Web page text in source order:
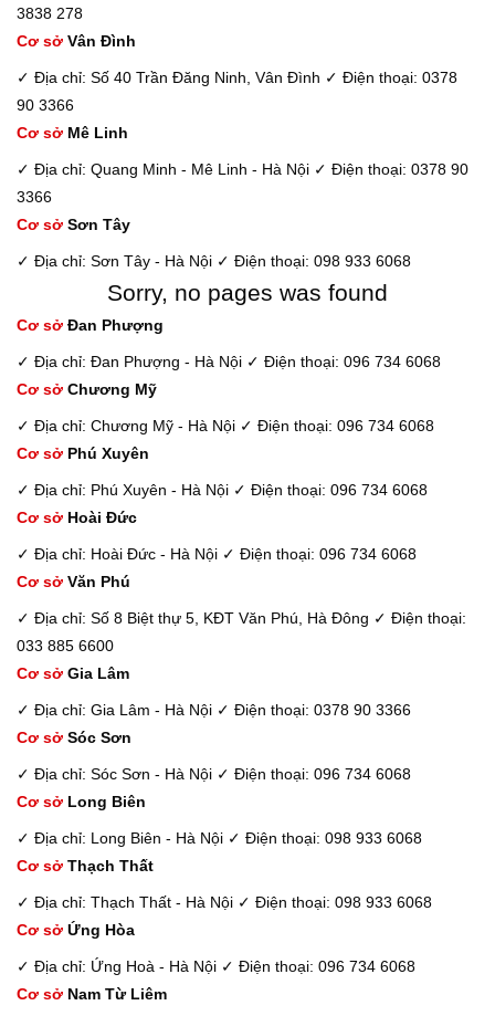
3838 278
Cơ sở Vân Đình
✓ Địa chỉ: Số 40 Trần Đăng Ninh, Vân Đình ✓ Điện thoại: 0378
90 3366
Cơ sở Mê Linh
✓ Địa chỉ: Quang Minh - Mê Linh - Hà Nội ✓ Điện thoại: 0378 90
3366
Cơ sở Sơn Tây
✓ Địa chỉ: Sơn Tây - Hà Nội ✓ Điện thoại: 098 933 6068
Sorry, no pages was found
Cơ sở Đan Phượng
✓ Địa chỉ: Đan Phượng - Hà Nội ✓ Điện thoại: 096 734 6068
Cơ sở Chương Mỹ
✓ Địa chỉ: Chương Mỹ - Hà Nội ✓ Điện thoại: 096 734 6068
Cơ sở Phú Xuyên
✓ Địa chỉ: Phú Xuyên - Hà Nội ✓ Điện thoại: 096 734 6068
Cơ sở Hoài Đức
✓ Địa chỉ: Hoài Đức - Hà Nội ✓ Điện thoại: 096 734 6068
Cơ sở Văn Phú
✓ Địa chỉ: Số 8 Biệt thự 5, KĐT Văn Phú, Hà Đông ✓ Điện thoại:
033 885 6600
Cơ sở Gia Lâm
✓ Địa chỉ: Gia Lâm - Hà Nội ✓ Điện thoại: 0378 90 3366
Cơ sở Sóc Sơn
✓ Địa chỉ: Sóc Sơn - Hà Nội ✓ Điện thoại: 096 734 6068
Cơ sở Long Biên
✓ Địa chỉ: Long Biên - Hà Nội ✓ Điện thoại: 098 933 6068
Cơ sở Thạch Thất
✓ Địa chỉ: Thạch Thất - Hà Nội ✓ Điện thoại: 098 933 6068
Cơ sở Ứng Hòa
✓ Địa chỉ: Ứng Hoà - Hà Nội ✓ Điện thoại: 096 734 6068
Cơ sở Nam Từ Liêm